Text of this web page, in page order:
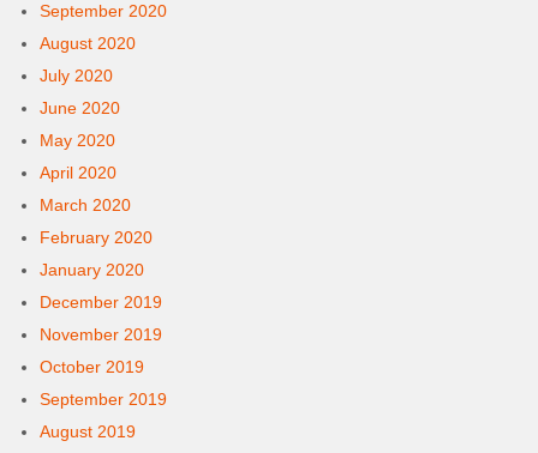
September 2020
August 2020
July 2020
June 2020
May 2020
April 2020
March 2020
February 2020
January 2020
December 2019
November 2019
October 2019
September 2019
August 2019